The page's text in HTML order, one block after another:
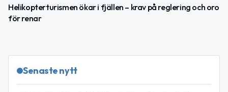
Helikopterturismen ökar i fjällen – krav på reglering och oro
för renar
Senaste nytt